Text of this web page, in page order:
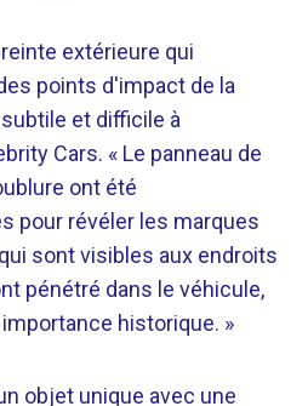
extérieure qui
points d'impact de la
et difficile à
Cars. « Le panneau de
ont été
pour révéler les marques
sont visibles aux endroits
pénétré dans le véhicule,
historique. »
objet unique avec une